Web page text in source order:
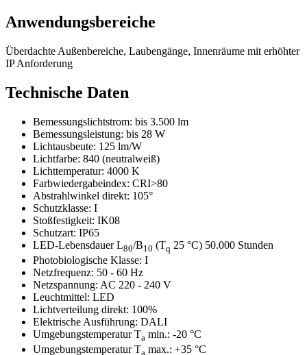
Anwendungsbereiche
Überdachte Außenbereiche, Laubengänge, Innenräume mit erhöhter
IP Anforderung
Technische Daten
Bemessungslichtstrom: bis 3.500 lm
Bemessungsleistung: bis 28 W
Lichtausbeute: 125 lm/W
Lichtfarbe: 840 (neutralweiß)
Lichttemperatur: 4000 K
Farbwiedergabeindex: CRI>80
Abstrahlwinkel direkt: 105°
Schutzklasse: I
Stoßfestigkeit: IK08
Schutzart: IP65
LED-Lebensdauer L80/B10 (Tq 25 °C) 50.000 Stunden
Photobiologische Klasse: I
Netzfrequenz: 50 - 60 Hz
Netzspannung: AC 220 - 240 V
Leuchtmittel: LED
Lichtverteilung direkt: 100%
Elektrische Ausführung: DALI
Umgebungstemperatur Ta min.: -20 °C
Umgebungstemperatur T max.: +35 °C